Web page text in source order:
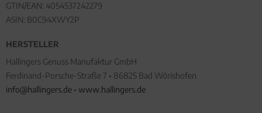
GTIN/EAN: 4054537242279
ASIN: B0C94XWY2P
HERSTELLER
Hallingers Genuss Manufaktur GmbH
Ferdinand-Porsche-Straße 7 • 86825 Bad Wörishofen
info@hallingers.de • www.hallingers.de